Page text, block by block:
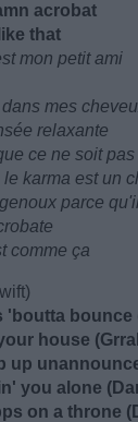
acrobat
that
mon petit ami
mes
relaxante
ce ne soit
karma est un
parce
comme ça
'boutta bounce
house
up
you alone
on a throne